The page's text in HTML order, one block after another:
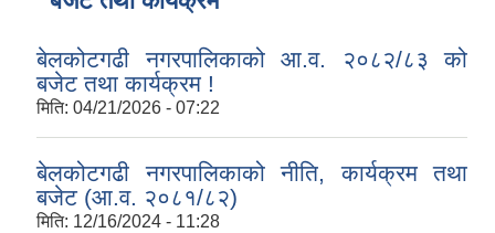
बेलकोटगढी नगरपालिकाको आ.व. २०८२/८३ को
बजेट तथा कार्यक्रम !
मिति: 04/21/2026 - 07:22
बेलकोटगढी नगरपालिकाको नीति, कार्यक्रम तथा
बजेट (आ.व. २०८१/८२)
मिति: 12/16/2024 - 11:28